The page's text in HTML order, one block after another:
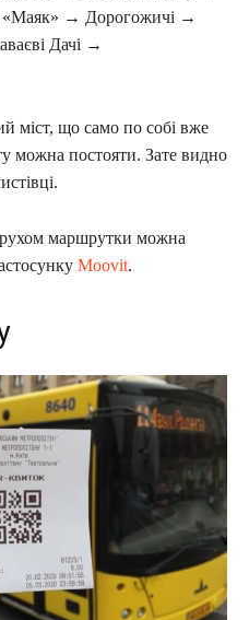
«Маяк» → Дорогожичі →
Дачі →
міст, що само по собі вже
можна постояти. Зате видно
маршрутки можна
Moovit.